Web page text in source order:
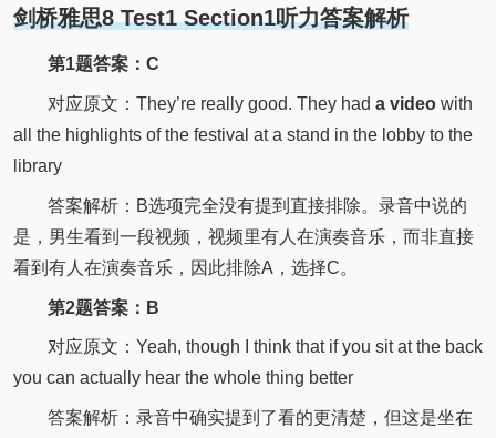
剑桥雅思8 Test1 Section1听力答案解析
第1题答案：C
对应原文：They’re really good. They had a videowith
all the highlights of the festival at a stand in the lobby to the
library
答案解析：B选项完全没有提到直接排除。录音中说的
是，男生看到一段视频，视频里有人在演奏音乐，而非直接
看到有人在演奏音乐，因此排除A，选择C。
第2题答案：B
对应原文：Yeah, though I think that if you sit at the back
you can actually hear the whole thing better
答案解析：录音中确实提到了看的更清楚，但这是坐在